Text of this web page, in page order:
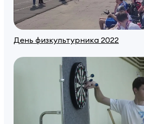
День физкультурника 2022